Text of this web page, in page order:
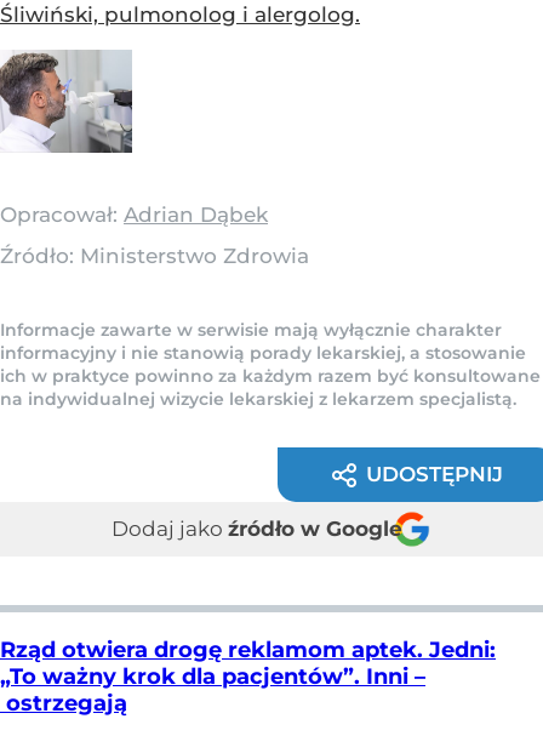
Śliwiński, pulmonolog i alergolog.
Opracował: Adrian Dąbek
Źródło: Ministerstwo Zdrowia
Informacje zawarte w serwisie mają wyłącznie charakter
informacyjny i nie stanowią porady lekarskiej, a stosowanie
ich w praktyce powinno za każdym razem być konsultowane
na indywidualnej wizycie lekarskiej z lekarzem specjalistą.
UDOSTĘPNIJ
Dodaj jako źródło w Google
Rząd otwiera drogę reklamom aptek. Jedni:
„To ważny krok dla pacjentów”. Inni –
ostrzegają